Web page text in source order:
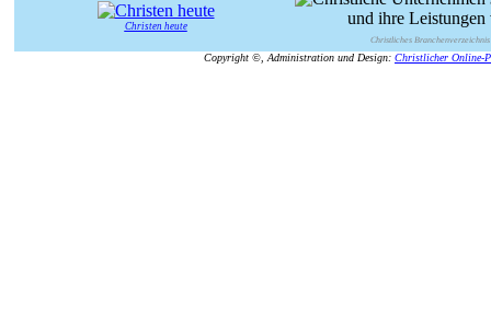
Christen heute
Christliches Branchenverzeichnis
Copyright ©, Administration und Design: Christlicher Online-